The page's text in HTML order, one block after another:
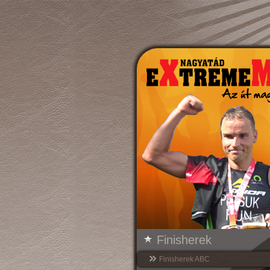
Finisherek
Finisherek ABC